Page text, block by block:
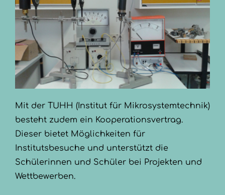
Mit der TUHH (Institut für Mikrosystemtechnik)
besteht zudem ein Kooperationsvertrag.
Dieser bietet Möglichkeiten für
Institutsbesuche und unterstützt die
Schülerinnen und Schüler bei Projekten und
Wettbewerben.